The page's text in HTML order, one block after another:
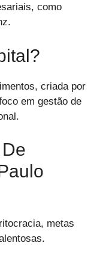
como
criada por
em gestão de
metas